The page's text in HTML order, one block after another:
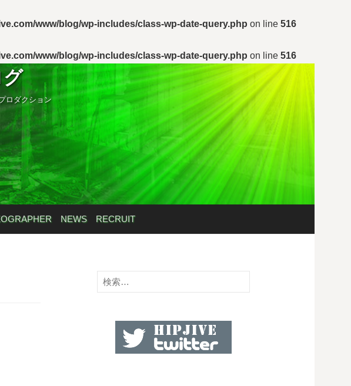
www/blog/wp-includes/class-wp-date-query.php on line 516
www/blog/wp-includes/class-wp-date-query.php on line 516
ロダクション
NEWS RECRUIT
索:
検
索: